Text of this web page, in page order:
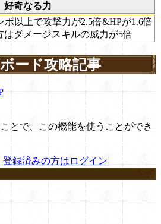
好奇なる力
ボ以上で攻撃力が2.5倍&HPが1.6倍
ダメージスキルの威力が5倍
ード攻略記事
とで、この機能を使うことができ
登録済みの方はログイン